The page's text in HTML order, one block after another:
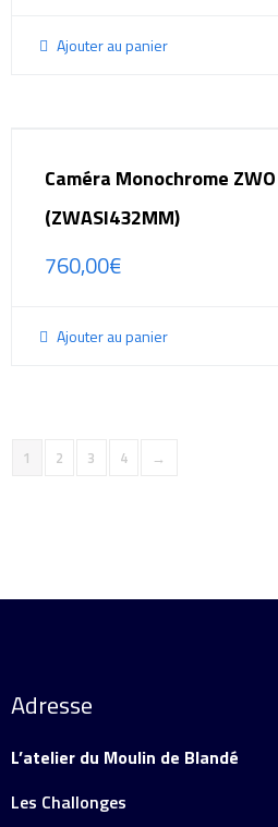
Ajouter au panier
Caméra Monochrome
(ZWASI432MM)
760,00€
Ajouter au panier
1 2 3 4 →
Adresse
L’atelier du Moulin de Blandé
Les Challonges